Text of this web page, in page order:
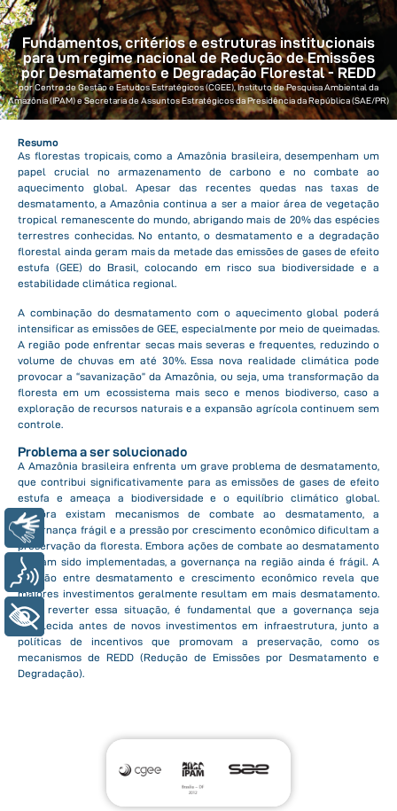
Fundamentos, critérios e estruturas institucionais
para um regime nacional de Redução de Emissões
por Desmatamento e Degradação Florestal - REDD
por Centro de Gestão e Estudos Estratégicos (CGEE), Instituto de Pesquisa Ambiental da
Amazônia (IPAM) e Secretaria de Assuntos Estratégicos da Presidência da República (SAE/PR)
Resumo
As florestas tropicais, como a Amazônia brasileira, desempenham um
papel crucial no armazenamento de carbono e no combate ao
aquecimento global. Apesar das recentes quedas nas taxas de
desmatamento, a Amazônia continua a ser a maior área de vegetação
tropical remanescente do mundo, abrigando mais de 20% das espécies
terrestres conhecidas. No entanto, o desmatamento e a degradação
florestal ainda geram mais da metade das emissões de gases de efeito
estufa (GEE) do Brasil, colocando em risco sua biodiversidade e a
estabilidade climática regional.
A combinação do desmatamento com o aquecimento global poderá
intensificar as emissões de GEE, especialmente por meio de queimadas.
A região pode enfrentar secas mais severas e frequentes, reduzindo o
volume de chuvas em até 30%. Essa nova realidade climática pode
provocar a “savanização” da Amazônia, ou seja, uma transformação da
floresta em um ecossistema mais seco e menos biodiverso, caso a
exploração de recursos naturais e a expansão agrícola continuem sem
controle.
Problema a ser solucionado
A Amazônia brasileira enfrenta um grave problema de desmatamento,
que contribui significativamente para as emissões de gases de efeito
estufa e ameaça a biodiversidade e o equilíbrio climático global.
Embora existam mecanismos de combate ao desmatamento, a
governança frágil e a pressão por crescimento econômico dificultam a
preservação da floresta. Embora ações de combate ao desmatamento
tenham sido implementadas, a governança na região ainda é frágil. A
relação entre desmatamento e crescimento econômico revela que
maiores investimentos geralmente resultam em mais desmatamento.
Para reverter essa situação, é fundamental que a governança seja
fortalecida antes de novos investimentos em infraestrutura, junto a
políticas de incentivos que promovam a preservação, como os
mecanismos de REDD (Redução de Emissões por Desmatamento e
Degradação).
Libras
Voz
+ Acessibilidade